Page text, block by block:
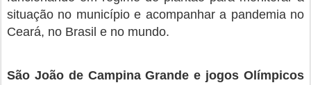
situação no município e acompanhar a pandemia no
Ceará, no Brasil e no mundo.
São João de Campina Grande e jogos Olímpicos